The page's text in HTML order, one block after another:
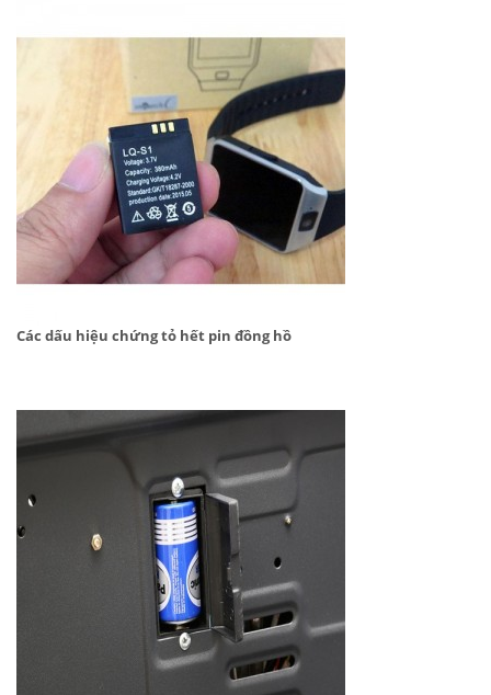
Các dấu hiệu chứng tỏ hết pin đồng hồ